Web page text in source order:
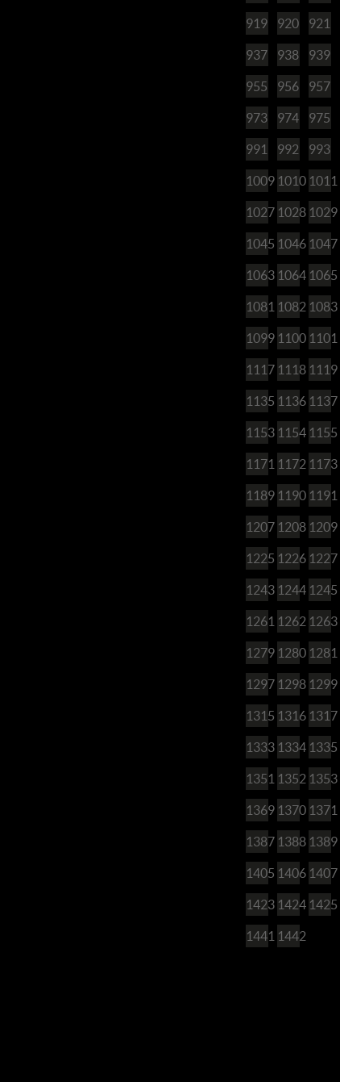
919 920 921
937 938 939
955 956 957
973 974 975
991 992 993
1009 1010 1011
1027 1028 1029
1045 1046 1047
1063 1064 1065
1081 1082 1083
1099 1100 1101
1117 1118 1119
1135 1136 1137
1153 1154 1155
1171 1172 1173
1189 1190 1191
1207 1208 1209
1225 1226 1227
1243 1244 1245
1261 1262 1263
1279 1280 1281
1297 1298 1299
1315 1316 1317
1333 1334 1335
1351 1352 1353
1369 1370 1371
1387 1388 1389
1405 1406 1407
1423 1424 1425
1441 1442